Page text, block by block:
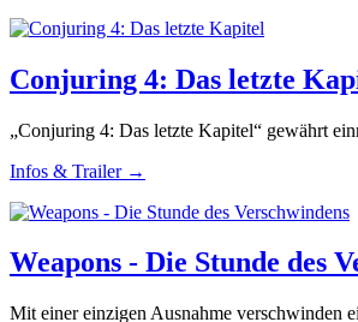
Conjuring 4: Das letzte
„Conjuring 4: Das letzte Kapitel“ gewährt
Infos & Trailer →
Weapons - Die Stunde des
Mit einer einzigen Ausnahme verschwinden